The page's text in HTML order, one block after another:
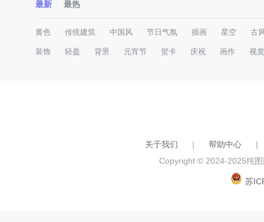
最新 最热
黄色 传统建筑 中国风 节日气氛 插画 星空 古
装饰 轻盈 背景 元宵节 贺卡 庆祝 画作 视
关于我们 ｜ 帮助中心
｜
Copyright © 2024-2025纯
苏